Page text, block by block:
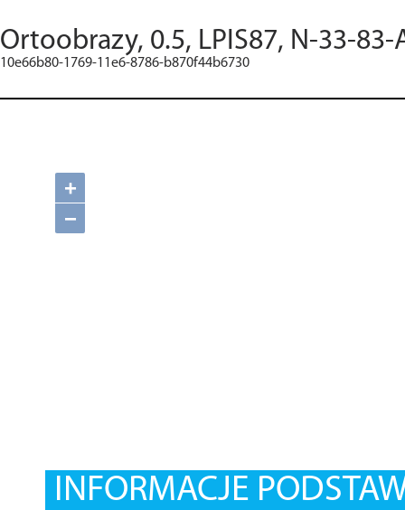
Ortoobrazy, 0.5, LPIS87, N-33-83-
10e66b80-1769-11e6-8786-b870f44b6730
+
−
INFORMACJE